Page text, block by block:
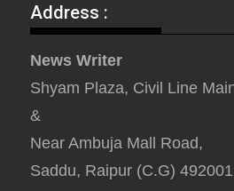
Address :
News Writer
Shyam Plaza, Civil Line
&
Near Ambuja Mall Road,
Saddu, Raipur (C.G) 492001